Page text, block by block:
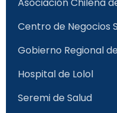
Asociación Chilena
Centro de Negocios
Gobierno Regional
Hospital de Lolol
Seremi de Salud